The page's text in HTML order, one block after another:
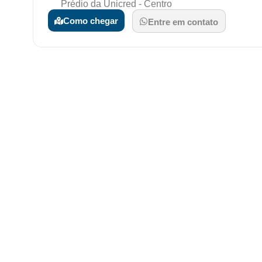
Prédio da Unicred - Centro
Como chegar
Entre em contato